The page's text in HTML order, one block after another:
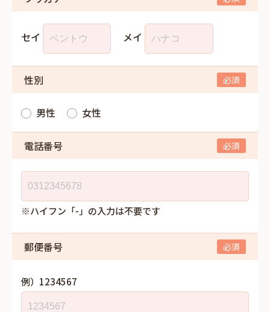
セイ メイ
性別
男性 女性
電話番号
※ハイフン「-」の入力は不要です
郵便番号
例）1234567